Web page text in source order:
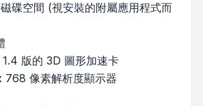
碟空間 (視安裝的附屬應用程式而
版的 3D 圖形加速卡
像素解析度顯示器